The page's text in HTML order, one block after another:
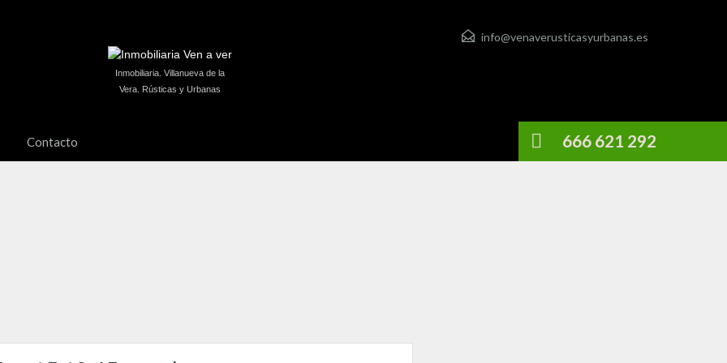
info@venaverusticasyurbanas.es
Inmobiliaria. Villanueva de la
Vera. Rústicas y Urbanas
Contacto 666 621 292